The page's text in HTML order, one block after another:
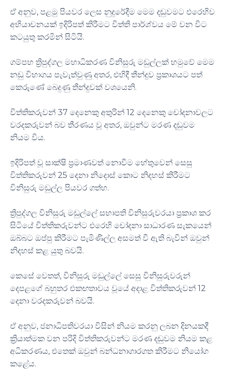
ඒ අනුව, පළමු පියවර ලෙස නුදුරේදීම මෙම දඬුවමට එරෙහිව
අභියාචනයක් ඉදිරිපත් කිරීමට විත්ති පාර්ශ්වය මේ වන විට
කටයුතු කරමින් සිටියි.
ගම්පහ ත්‍රිපුද්ගල මහාධිකරණ විනිසුරු මඩුල්ලක් හමුවේ මෙම
නඩු විභාගය පැවැත්වුණු අතර, එහිදී තීන්දුව ප්‍රකාශයට පත්
කෙරුණේ බෙදුණු තීන්දුවක් වශයෙනි.
විත්තිකරුවන් 37 දෙනෙකු අතුරින් 12 දෙනෙකු චෝදනාවලට
වරදකරුවන් බව තීරණය වූ අතර, ඔවුන්ට මරණ දඬුවම
නියම විය.
ඉදිරිපත් වූ සාක්ෂි ප්‍රමාණවත් නොවීම හේතුවෙන් සෙසු
විත්තිකරුවන් 25 දෙනා නිදොස් කොට නිදහස් කිරීමට
විනිසුරු මඩුල්ල පියවර ගත්හ.
ත්‍රිපුද්ගල විනිසුරු මඩුල්ලේ සභාපති විනිසුරුවරයා ප්‍රකාශ කර
සිටියේ විත්තිකරුවන්ට එරෙහි චෝදනා සාධාරණ සැකයෙන්
ඔබ්බට ඔප්පු කිරීමට පැමිණිල්ල අසමත් වී ඇති බැවින් ඔවුන්
නිදහස් කළ යුතු බවයි.
කෙසේ වෙතත්, විනිසුරු මඩුල්ලේ සෙසු විනිසුරුවරුන්
දෙපළගේ බහුතර එකඟතාවය වූයේ අදාළ විත්තිකරුවන් 12
දෙනා වරදකරුවන් බවයි.
ඒ අනුව, ජනාධිපතිවරයා විසින් නියම කරනු ලබන දිනයකදී
ක්‍රියාත්මක වන පරිදි විත්තිකරුවන්ට මරණ දඬුවම නියම කළ
අධිකරණය, එතෙක් ඔවුන් බන්ධනාගාරගත කිරීමට නියෝග
කළේය.